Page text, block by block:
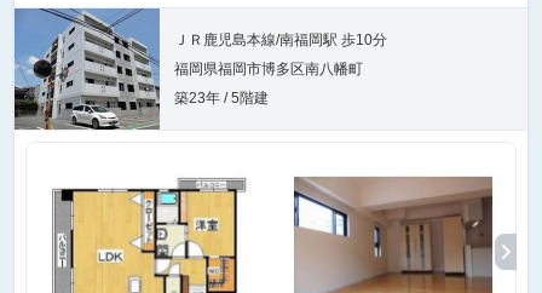
ＪＲ鹿児島本線/南福岡駅 歩10分
福岡県福岡市博多区南八幡町
築23年 / 5階建